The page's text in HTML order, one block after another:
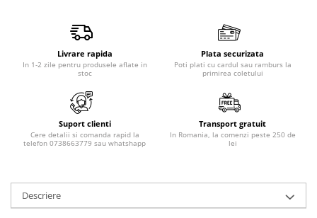
Igiena dentara
Periute de dinti
Adeziv dentar si ingrijire proteza
Igiena intima
Geluri si deodorante igiena intima
Produse manichiura & pedichiura
Livrare rapida
In 1-2 zile pentru produsele aflate in
stoc
Plata securizata
Poti plati cu cardul sau ramburs la
primirea coletului
Suport clienti
Cere detalii si comanda rapid la
telefon 0738663779 sau whatshapp
Transport gratuit
In Romania, la comenzi peste 250 de
lei
Descriere